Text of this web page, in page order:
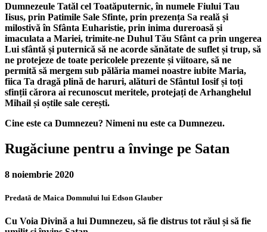
Dumnezeule Tatăl cel Toatăputernic, în numele Fiului Tau
Iisus, prin Patimile Sale Sfinte, prin prezența Sa reală și
milostivă în Sfânta Euharistie, prin inima dureroasă și
imaculata a Mariei, trimite-ne Duhul Tău Sfânt ca prin ungerea
Lui sfântă și puternică să ne acorde sănătate de suflet și trup, să
ne protejeze de toate pericolele prezente și viitoare, să ne
permită să mergem sub pălăria mamei noastre iubite Maria,
fiica Ta dragă plină de haruri, alături de Sfântul Iosif și toți
sfinții cărora ai recunoscut meritele, protejați de Arhanghelul
Mihail și oștile sale cerești.
Cine este ca Dumnezeu? Nimeni nu este ca Dumnezeu.
Rugăciune pentru a învinge pe Satan
8 noiembrie 2020
Predată de Maica Domnului lui Edson Glauber
Cu Voia Divină a lui Dumnezeu, să fie distrus tot răul și să fie